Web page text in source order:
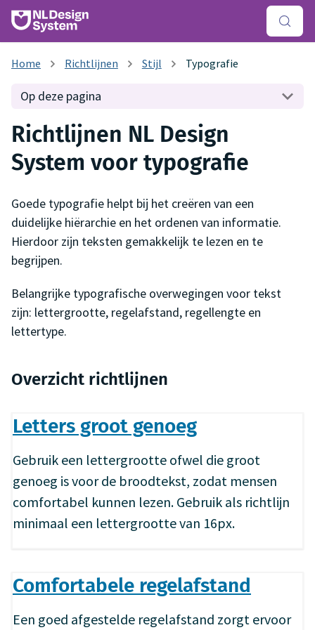
Richtlijnen Stijl Typografie
Op deze pagina
Richtlijnen NL Design
System voor typografie
Goede typografie helpt bij het creëren van een
duidelijke hiërarchie en het ordenen van informatie.
Hierdoor zijn teksten gemakkelijk te lezen en te
begrijpen.
Belangrijke typografische overwegingen voor tekst
zijn: lettergrootte, regelafstand, regellengte en
lettertype.
Overzicht richtlijnen
Letters groot genoeg
Gebruik een lettergrootte ofwel die groot
genoeg is voor de broodtekst, zodat mensen
comfortabel kunnen lezen. Gebruik als richtlijn
minimaal een lettergrootte van 16px.
Comfortabele regelafstand
Een goed afgestelde regelafstand zorgt ervoor